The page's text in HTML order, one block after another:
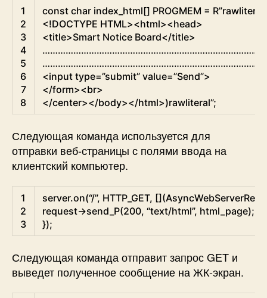
XHTML
1
2
3
4
5
6
7
8
const char index html[] PROGMEM = R”rawliteral
<!DOCTYPE HTML><html><head>
<title>Smart Notice Board</title>
………………………………………………………………………….
………………………………………………………………………….
<input type=”submit” value=”Send”>
</form><br>
</center></body></html>)rawliteral”;
Следующая команда используется для
отправки веб-страницы с полями ввода на
клиентский компьютер.
XHTML
1
2
3
server.on(“/”, HTTP GET, [] (
request->send P(200, “text/html”, html page);
});
Следующая команда отправит запрос GET и
выведет полученное сообщение на ЖК-экран.